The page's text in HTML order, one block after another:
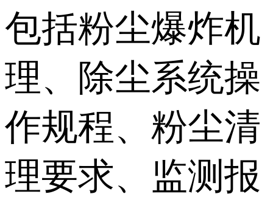
包括粉尘爆炸机
理、除尘系统操
作规程、粉尘清
理要求、监测报